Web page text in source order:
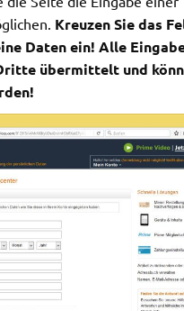
Kreuzen Sie das
Daten ein! Alle
übermittelt und